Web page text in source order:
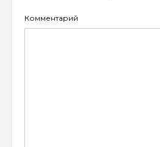
Комментарий